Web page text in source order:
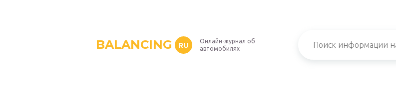
BALANCING RU
Онлайн-журнал об
автомобилях